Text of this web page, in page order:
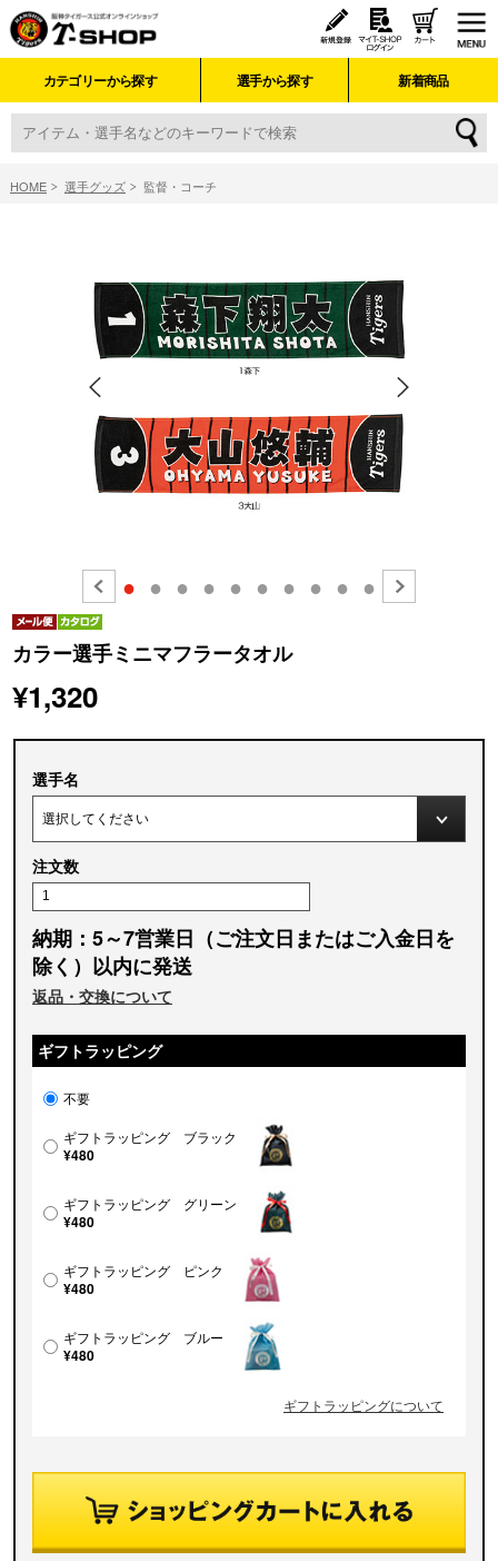
カテゴリーから探す 選手から探す 新着商品
HOME 選手グッズ 監督・コーチ
● ● ● ● ● ● ● ● ● ●
カラー選手ミニマフラータオル
¥1,320
選手名
注文数
納期：5～7営業日（ご注文日またはご入金日を
除く）以内に発送
返品・交換について
ギフトラッピング
不要
ギフトラッピング ブラック
¥480
ギフトラッピング グリーン
¥480
ギフトラッピング ピンク
¥480
ギフトラッピング ブルー
¥480
ギフトラッピングについて